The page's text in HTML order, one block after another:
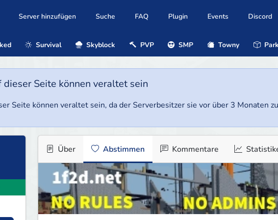
Server hinzufügen Suche FAQ Plugin Events Discord
Survival Skyblock PVP SMP Towny
Seite können veraltet sein
Seite können veraltet sein, da der Serverbesitzer sie vor über 3 Monaten
Über Abstimmen Kommentare